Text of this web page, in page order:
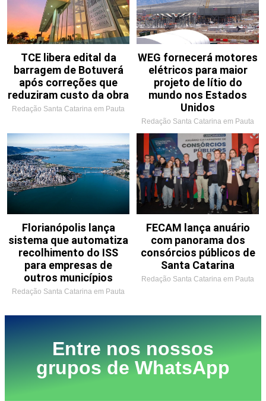
TCE libera edital da
barragem de Botuverá
após correções que
reduziram custo da obra
Redação Santa Catarina em Pauta
WEG fornecerá motores
elétricos para maior
projeto de lítio do
mundo nos Estados
Unidos
Redação Santa Catarina em Pauta
Florianópolis lança
sistema que automatiza
recolhimento do ISS
para empresas de
outros municípios
Redação Santa Catarina em Pauta
FECAM lança anuário
com panorama dos
consórcios públicos de
Santa Catarina
Redação Santa Catarina em Pauta
Entre nos nossos
grupos de WhatsApp